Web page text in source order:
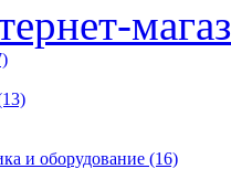
и оборудование (16)